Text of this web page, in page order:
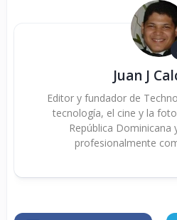
Juan J
Editor y fundador de
tecnología, el cine y la
República Dominicana
profesionalmente